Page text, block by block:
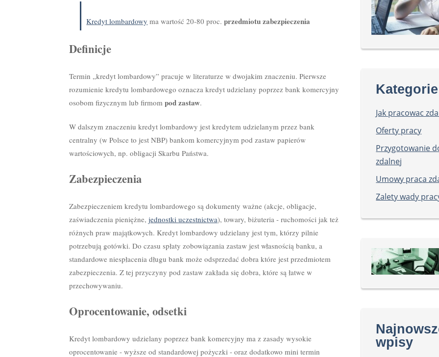
Kredyt lombardowy ma wartość 20-80 proc.przedmiotu zabezpieczenia
Definicje
Termin „kredyt lombardowy” pracuje w literaturze w dwojakim znaczeniu. Pierwsze
rozumienie kredytu lombardowego oznacza kredyt udzielany poprzez bank komercyjny
osobom fizycznym lub firmom pod zastaw.
W dalszym znaczeniu kredyt lombardowy jest kredytem udzielanym przez bank
centralny (w Polsce to jest NBP) bankom komercyjnym pod zastaw papierów
wartościowych, np. obligacji Skarbu Państwa.
Zabezpieczenia
Zabezpieczeniem kredytu lombardowego są dokumenty ważne (akcje, obligacje,
zaświadczenia pieniężne, jednostki uczestnictwa), towary, biżuteria - ruchomości jak też
różnych praw majątkowych. Kredyt lombardowy udzielany jest tym, którzy pilnie
potrzebują gotówki. Do czasu spłaty zobowiązania zastaw jest własnością banku, a
standardowe niespłacenia długu bank może odsprzedać dobra które jest przedmiotem
zabezpieczenia. Z tej przyczyny pod zastaw zakłada się dobra, które są łatwe w
przechowywaniu.
Oprocentowanie, odsetki
Kredyt lombardowy udzielany poprzez bank komercyjny ma z zasady wysokie
oprocentowanie - wyższe od standardowej pożyczki - oraz dodatkowo mini termin
Kategorie
Jak pracowac
Oferty pracy
Przygotowanie
zdalnej
Umowy praca
Zalety wady
wpisy